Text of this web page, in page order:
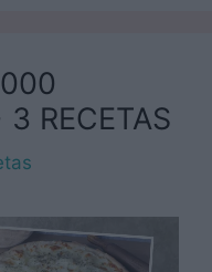
RECETAS